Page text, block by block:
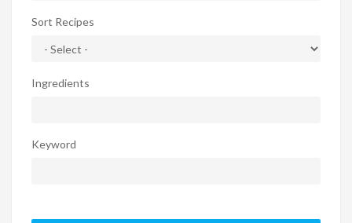
Sort Recipes
Ingredients
Keyword